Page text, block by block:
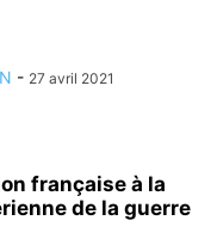
- 27 avril 2021
française à la
de la guerre